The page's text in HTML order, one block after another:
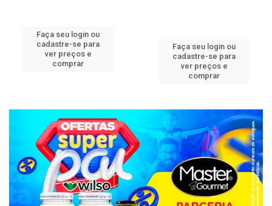
Faça seu login ou
cadastre-se para
ver preços e
comprar
Faça seu login ou
cadastre-se para
ver preços e
comprar